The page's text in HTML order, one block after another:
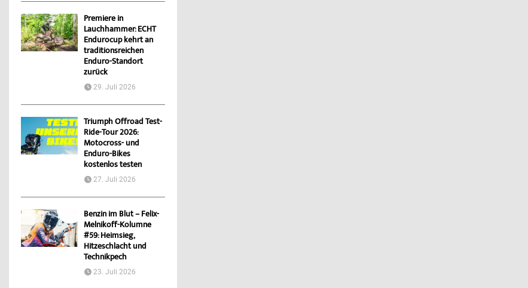
Premiere in
Lauchhammer: ECHT
Endurocup kehrt an
traditionsreichen
Enduro-Standort
zurück
29. Juli 2026
Triumph Offroad Test-
Ride-Tour 2026:
Motocross- und
Enduro-Bikes
kostenlos testen
27. Juli 2026
Benzin im Blut – Felix-
Melnikoff-Kolumne
#59: Heimsieg,
Hitzeschlacht und
Technikpech
23. Juli 2026